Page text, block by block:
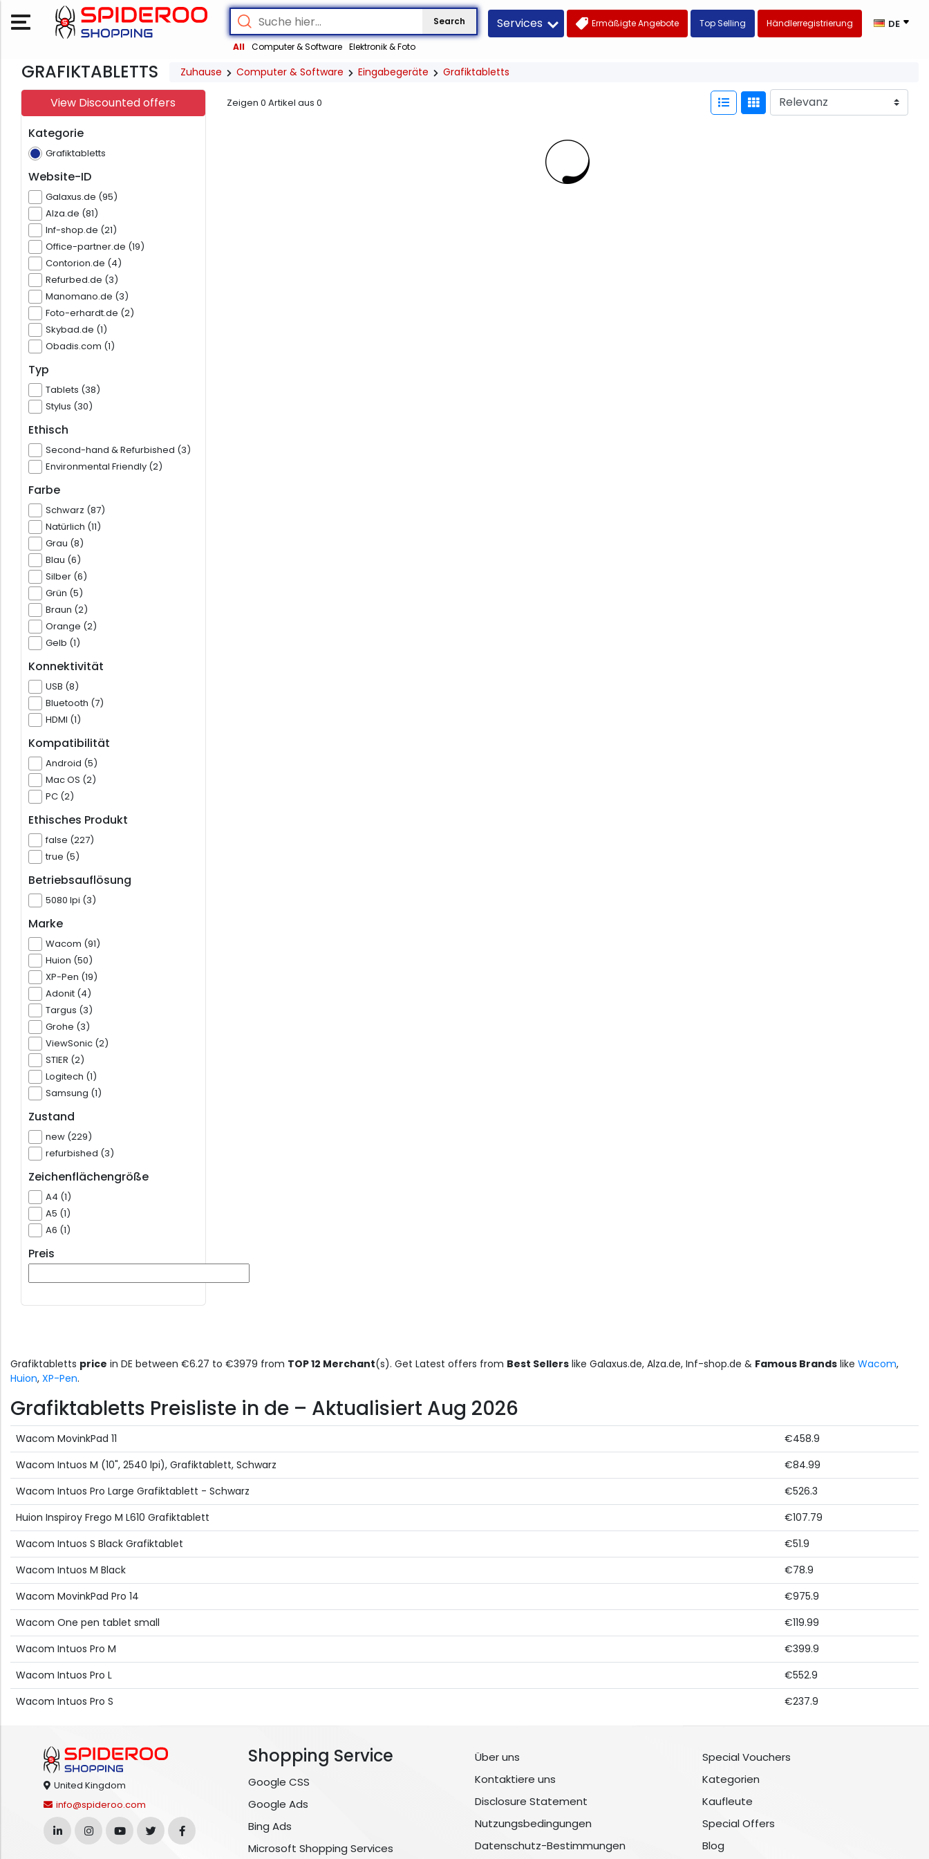
Search
All Computer & Software Elektronik & Foto
Services Ermäßigte Angebote Top Selling Händlerregistrierung DE
GRAFIKTABLETTS Zuhause Computer & Software Eingabegeräte Grafiktabletts
View Discounted offers
Kategorie
Grafiktabletts
Website-ID
Galaxus.de (95)
Alza.de (81)
Inf-shop.de (21)
Office-partner.de (19)
Contorion.de (4)
Refurbed.de (3)
Manomano.de (3)
Foto-erhardt.de (2)
Skybad.de (1)
Obadis.com (1)
Typ
Tablets (38)
Stylus (30)
Ethisch
Second-hand & Refurbished (3)
Environmental Friendly (2)
Farbe
Schwarz (87)
Natürlich (11)
Grau (8)
Blau (6)
Silber (6)
Grün (5)
Braun (2)
Orange (2)
Gelb (1)
Konnektivität
USB (8)
Bluetooth (7)
HDMI (1)
Kompatibilität
Android (5)
Mac OS (2)
PC (2)
Ethisches Produkt
false (227)
true (5)
Betriebsauflösung
5080 lpi (3)
Marke
Wacom (91)
Huion (50)
XP-Pen (19)
Adonit (4)
Targus (3)
Grohe (3)
ViewSonic (2)
STIER (2)
Logitech (1)
Samsung (1)
Zustand
new (229)
refurbished (3)
Zeichenflächengröße
A4 (1)
A5 (1)
A6 (1)
Preis
Zeigen 0 Artikel aus 0
Grafiktabletts price in DE between €6.27 to €3979 from TOP 12 Merchant(s). Get Latest offers from Best Sellers like Galaxus.de, Alza.de, Inf-shop.de & Famous Brands like Wacom,
Huion, XP-Pen.
Grafiktabletts Preisliste in de – Aktualisiert Aug 2026
Wacom MovinkPad 11
€458.9
Wacom Intuos M (10", 2540 lpi), Grafiktablett, Schwarz
€84.99
Wacom Intuos Pro Large Grafiktablett - Schwarz
€526.3
Huion Inspiroy Frego M L610 Grafiktablett
€107.79
Wacom Intuos S Black Grafiktablet
€51.9
Wacom Intuos M Black
€78.9
Wacom MovinkPad Pro 14
€975.9
Wacom One pen tablet small
€119.99
Wacom Intuos Pro M
€399.9
Wacom Intuos Pro L
€552.9
Wacom Intuos Pro S
€237.9
United Kingdom
info@spideroo.com
Shopping Service
Google CSS
Google Ads
Bing Ads
Microsoft Shopping Services
Über uns
Kontaktiere uns
Disclosure Statement
Nutzungsbedingungen
Datenschutz-Bestimmungen
Special Vouchers
Kategorien
Kaufleute
Special Offers
Blog